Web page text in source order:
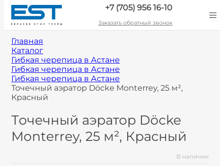
+7 (705) 956 16-10
Заказать обратный звонок
Главная
Каталог
Гибкая черепица в Астане
Гибкая черепица в Астане
Гибкая черепица в Астане
Точечный аэратор Döcke Monterrey, 25 м²,
Красный
Точечный аэратор Döcke
Monterrey, 25 м², Красный
В наличии